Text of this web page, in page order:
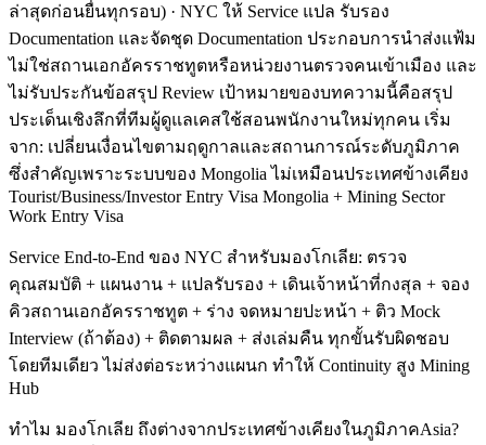
ล่าสุดก่อนยื่นทุกรอบ) · NYC ให้ Service แปล รับรอง
Documentation และจัดชุด Documentation ประกอบการนำส่งแฟ้ม
ไม่ใช่สถานเอกอัครราชทูตหรือหน่วยงานตรวจคนเข้าเมือง และ
ไม่รับประกันข้อสรุป Review เป้าหมายของบทความนี้คือสรุป
ประเด็นเชิงลึกที่ทีมผู้ดูแลเคสใช้สอนพนักงานใหม่ทุกคน เริ่ม
จาก: เปลี่ยนเงื่อนไขตามฤดูกาลและสถานการณ์ระดับภูมิภาค
ซึ่งสำคัญเพราะระบบของ Mongolia ไม่เหมือนประเทศข้างเคียง
Tourist/Business/Investor Entry Visa Mongolia + Mining Sector
Work Entry Visa
Service End-to-End ของ NYC สำหรับมองโกเลีย: ตรวจ
คุณสมบัติ + แผนงาน + แปลรับรอง + เดินเจ้าหน้าที่กงสุล + จอง
คิวสถานเอกอัครราชทูต + ร่าง จดหมายปะหน้า + ติว Mock
Interview (ถ้าต้อง) + ติดตามผล + ส่งเล่มคืน ทุกขั้นรับผิดชอบ
โดยทีมเดียว ไม่ส่งต่อระหว่างแผนก ทำให้ Continuity สูง Mining
Hub
ทำไม มองโกเลีย ถึงต่างจากประเทศข้างเคียงในภูมิภาคAsia?